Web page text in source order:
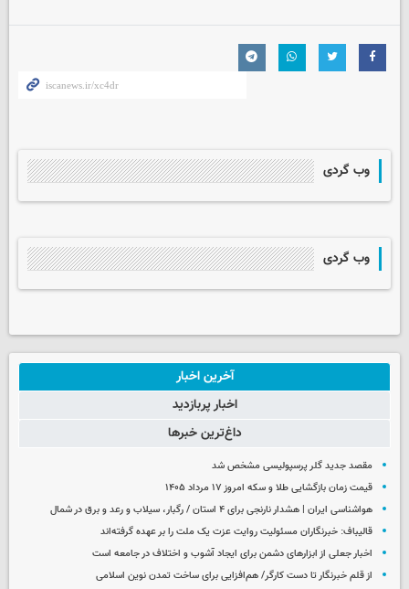
وب گردی
وب گردی
آخرین اخبار
اخبار پربازدید
داغ‌ترین خبرها
مقصد جدید گلر پرسپولیسی مشخص شد
قیمت زمان بازگشایی طلا و سکه امروز ۱۷ مرداد ۱۴۰۵
هواشناسی ایران | هشدار نارنجی برای ۴ استان / رگبار، سیلاب و رعد و برق در شمال
قالیباف: خبرنگاران مسئولیت روایت عزت یک ملت را بر عهده گرفته‌اند
اخبار جعلی از ابزارهای دشمن برای ایجاد آشوب و اختلاف در جامعه است
از قلم خبرنگار تا دست کارگر/ هم‌افزایی برای ساخت تمدن نوین اسلامی